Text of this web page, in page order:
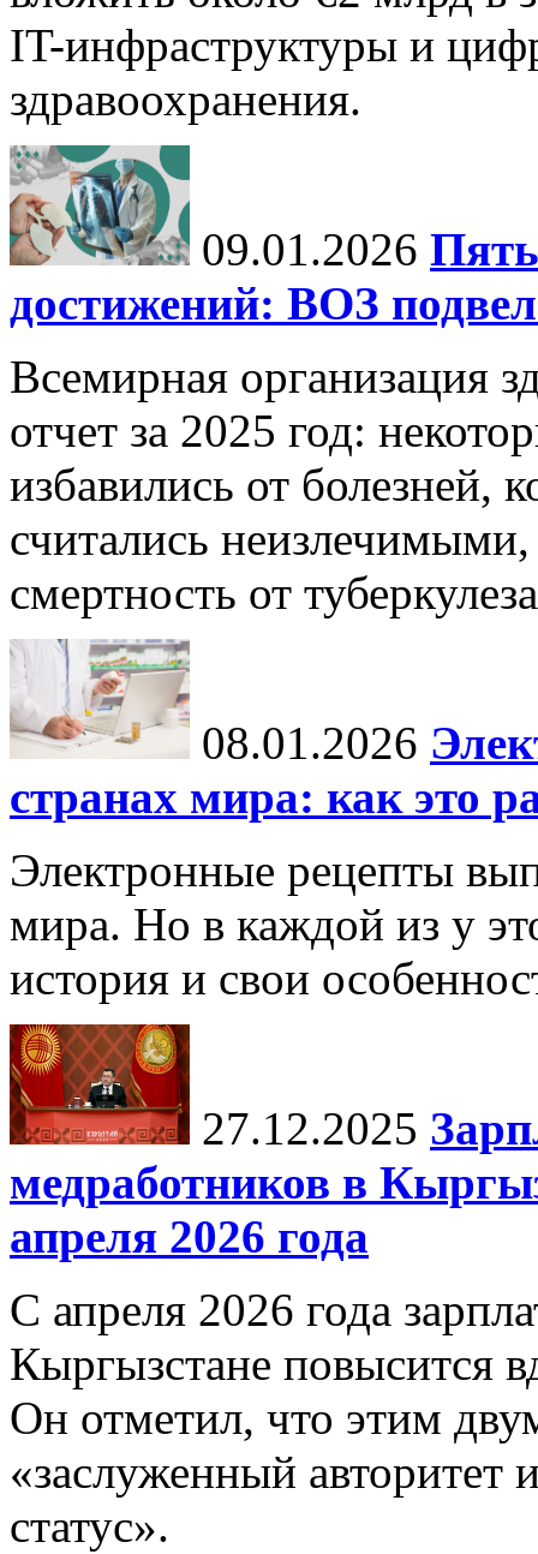
IT-инфраструктуры и
здравоохранения.
09.01.2026
достижений: ВОЗ
Всемирная организация
отчет за 2025 год:
избавились от болезней,
считались неизлечимыми,
смертность от
08.01.2026
странах мира: как это
Электронные рецепты
мира. Но в каждой из у
история и свои
27.12.2025
медработников в
апреля 2026 года
С апреля 2026 года
Кыргызстане повысится
Он отметил, что этим
«заслуженный
статус».